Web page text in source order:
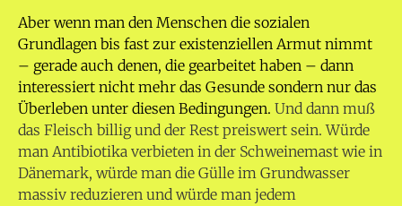
Aber wenn man den Menschen die sozialen
Grundlagen bis fast zur existenziellen Armut nimmt
– gerade auch denen, die gearbeitet haben – dann
interessiert nicht mehr das Gesunde sondern nur das
Überleben unter diesen Bedingungen. Und dann muß
das Fleisch billig und der Rest preiswert sein. Würde
man Antibiotika verbieten in der Schweinemast wie in
Dänemark, würde man die Gülle im Grundwasser
massiv reduzieren und würde man jedem